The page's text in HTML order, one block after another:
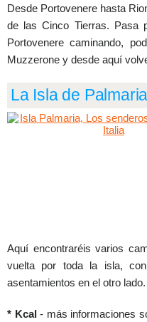
Desde Portovenere hasta
de las Cinco Tierras. Pasa
Portovenere caminando,
Muzzerone y desde aquí
La Isla de Palmaria
Aquí encontraréis varios
vuelta por toda la isla,
asentamientos en el otro lado.
* Kcal- más informaciones